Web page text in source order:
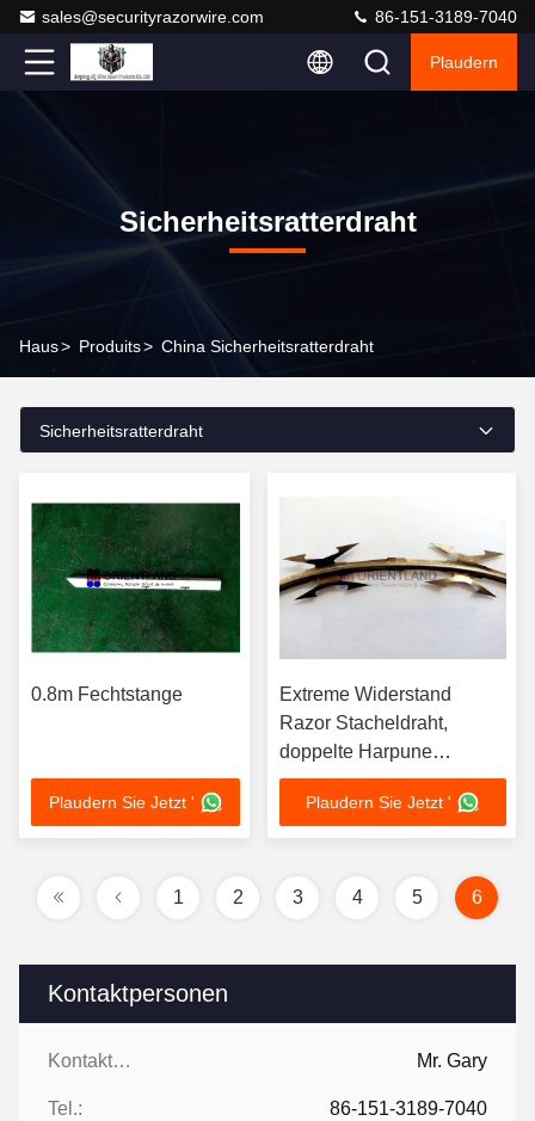
sales@securityrazorwire.com 86-151-3189-7040
Plaudern
Sicherheitsratterdraht
Haus> Produits> China Sicherheitsratterdraht
Kontaktpersonen
Kontaktpersonen: Mr. Gary
Tel.: 86-151-3189-7040
Sicherheitsratterdraht
0.8m Fechtstange
Plaudern Sie Jetzt '
Extreme Widerstand
Razor Stacheldraht,
doppelte Harpune
Sicherheits Razor Wire
Plaudern Sie Jetzt '
1 2 3 4 5 6